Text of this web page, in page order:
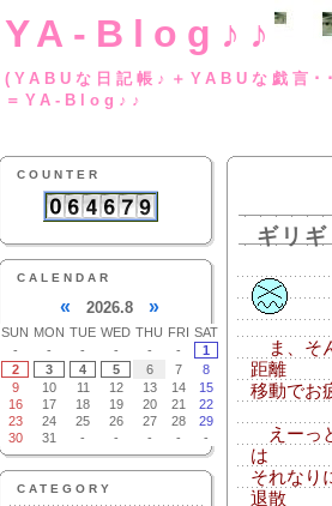
YA-Blog♪♪
(YABUな日記帳♪
＝YA-Blog♪♪
COUNTER
CALENDAR
« 2026.8 »
SUN MON TUE WED THU FRI SAT
-
- - - - -
1
2
3 4 5 6 7
8
9
10 11 12 13 14
15
16
17 18 19 20 21
22
23
24 25 26 27 28
29
30
31 - - - - -
CATEGORY
ギリ
ま、そ
距離
移動でお
えーっ
は
それなり
退散